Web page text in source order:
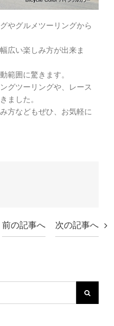
やグルメツーリングから
広い楽しみ方が出来ま
範囲に驚きます。
グツーリングや、レース
ました。
方などもぜひ、お気軽に
前の記事へ 次の記事へ